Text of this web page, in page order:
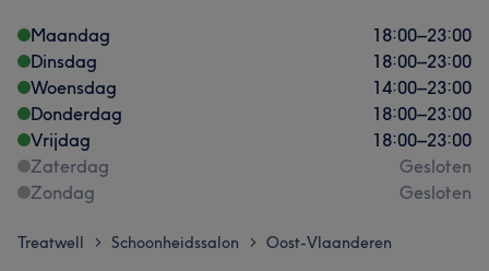
Maandag 18:00–23:00
Dinsdag
18:00–23:00
Woensdag
14:00–23:00
Donderdag
18:00–23:00
Vrijdag
18:00–23:00
Zaterdag
Gesloten
Zondag
Gesloten
Treatwell > Schoonheidssalon > Oost-Vlaanderen